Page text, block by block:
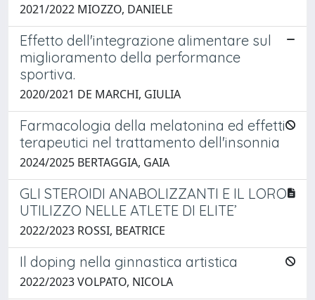
2021/2022 MIOZZO, DANIELE
Effetto dell'integrazione alimentare sul
miglioramento della performance
sportiva.
2020/2021 DE MARCHI, GIULIA
Farmacologia della melatonina ed effetti
terapeutici nel trattamento dell'insonnia
2024/2025 BERTAGGIA, GAIA
GLI STEROIDI ANABOLIZZANTI E IL LORO
UTILIZZO NELLE ATLETE DI ELITE’
2022/2023 ROSSI, BEATRICE
Il doping nella ginnastica artistica
2022/2023 VOLPATO, NICOLA